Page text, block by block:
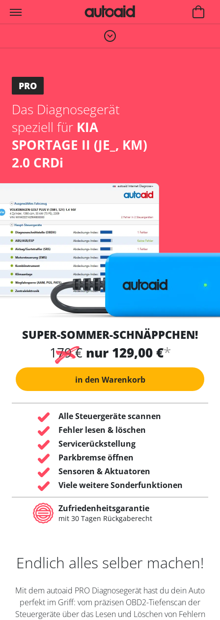
PRO
Das Diagnosegerät
speziell für KIA
SPORTAGE II (JE_, KM)
2.0 CRDi
SUPER-SOMMER-SCHNÄPPCHEN!
179 € nur 129,00 €*
in den Warenkorb
Alle Steuergeräte scannen
Fehler lesen & löschen
Servicerückstellung
Parkbremse öffnen
Sensoren & Aktuatoren
Viele weitere Sonderfunktionen
Zufriedenheitsgarantie
mit 30 Tagen Rückgaberecht
Endlich alles selber machen!
Mit dem autoaid PRO Diagnosegerät hast du dein Auto
perfekt im Griff: vom präzisen OBD2-Tiefenscan der
Steuergeräte über das Lesen und Löschen von Fehlern